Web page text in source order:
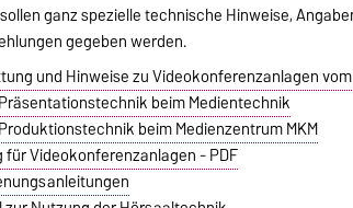
ganz spezielle technische Hinweise,
gegeben werden.
und Hinweise zu Videokonferenzanlagen
beim Medientechnik
beim Medienzentrum MKM
für Videokonferenzanlagen - PDF